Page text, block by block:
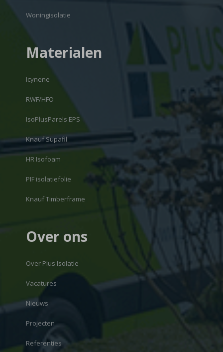
Woningisolatie
Materialen
Icynene
RWF/HFO
IsoPlusParels EPS
Knauf Supafil
HR Isofoam
PIF isolatiefolie
Knauf Timberframe
Over ons
Over Plus Isolatie
Vacatures
Nieuws
Projecten
Referenties